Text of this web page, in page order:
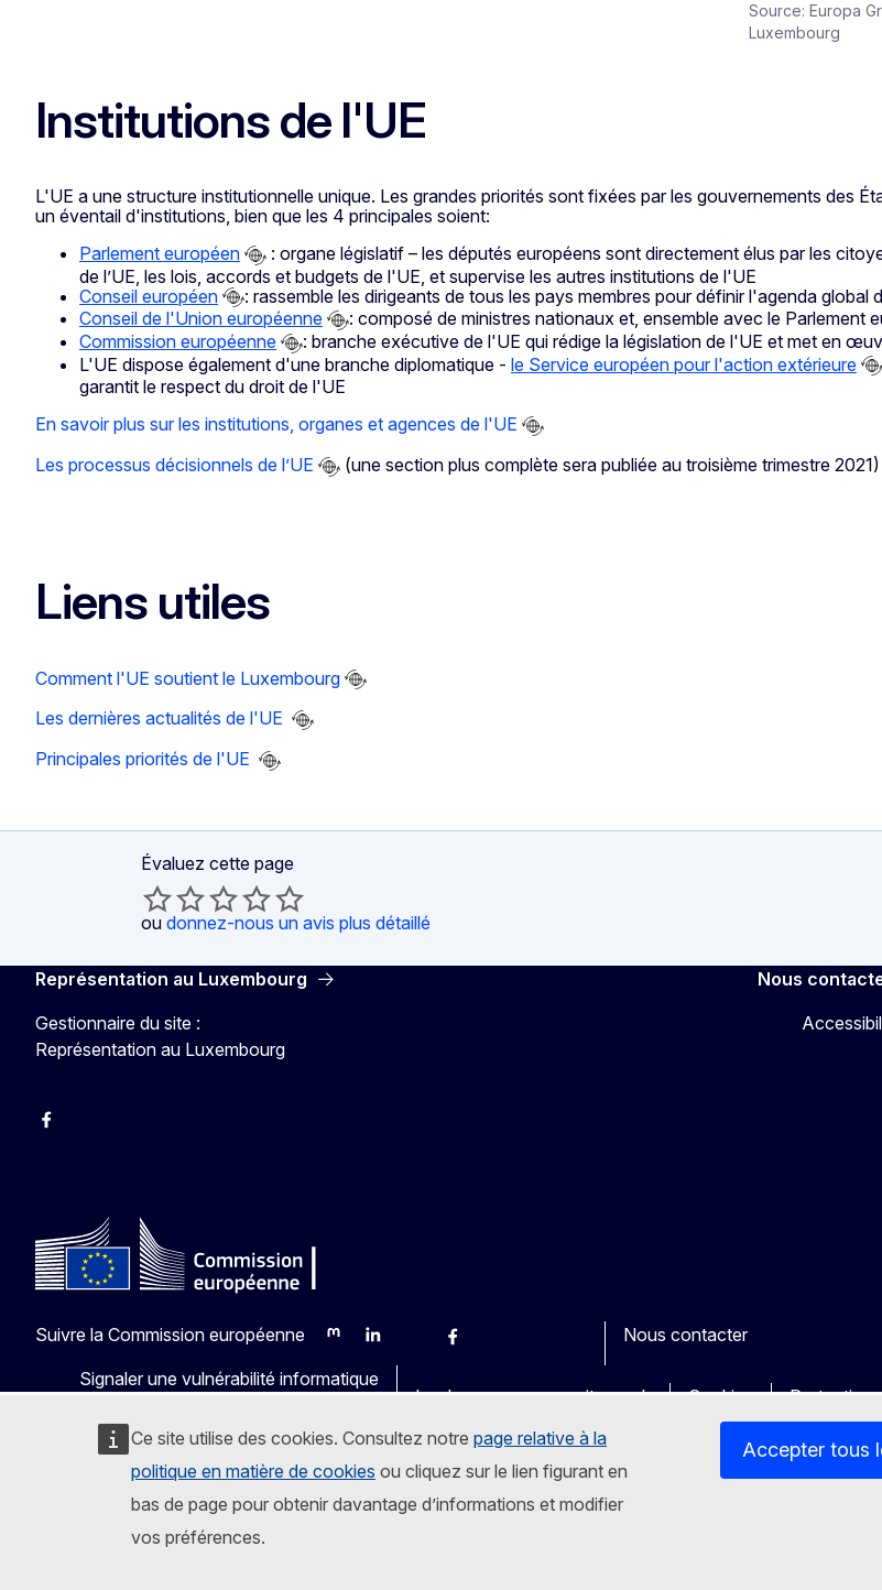
Ce site utilise des cookies. Consultez notre page relative à la
politique en matière de cookies ou cliquez sur le lien figurant en
bas de page pour obtenir davantage d’informations et modifier
vos préférences.
Accepter tous
Source: Europa
Luxembourg
Institutions de l'UE
L'UE a une structure institutionnelle unique. Les grandes priorités sont fixées par les gouvernements des
un éventail d'institutions, bien que les 4 principales soient:
Parlement européen
: organe législatif – les députés européens sont directement élus par les
de l’UE, les lois, accords et budgets de l'UE, et supervise les autres institutions de l'UE
Conseil européen
: rassemble les dirigeants de tous les pays membres pour définir l'agenda global
Conseil de l'Union européenne
: composé de ministres nationaux et, ensemble avec le Parlement
Commission européenne
: branche exécutive de l'UE qui rédige la législation de l'UE et met en
L'UE dispose également d'une branche diplomatique - le Service européen pour l'action extérieure
garantit le respect du droit de l'UE
En savoir plus sur les institutions, organes et agences de l'UE
Les processus décisionnels de l’UE
(une section plus complète sera publiée au troisième trimestre 2021)
Liens utiles
Comment l'UE soutient le Luxembourg
Les dernières actualités de l'UE
Principales priorités de l'UE
Évaluez cette page
ou donnez-nous un avis plus détaillé
Représentation au Luxembourg
Gestionnaire du site :
Représentation au Luxembourg
Facebook
Nous
Suivre la Commission européenne
MastodonLinkedInBlueskyFacebook
Nous contacter
Signaler une vulnérabilité informatique
Les langues sur nos sites web
Cookies Protection